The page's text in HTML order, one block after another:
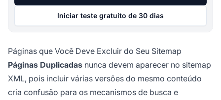
Iniciar teste gratuito de 30 dias
Páginas que Você Deve Excluir do Seu Sitemap
Páginas Duplicadas nunca devem aparecer no sitemap
XML, pois incluir várias versões do mesmo conteúdo
cria confusão para os mecanismos de busca e